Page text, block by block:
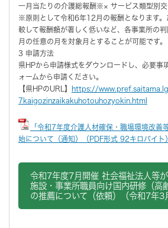
一月当たりの介護総報酬※× サービス類型別
※原則として令和6年12月の報酬となります。
較して報酬額が著しく低いなど、各事業所の
月の任意の月を対象月とすることが可能です。
3 申請方法
県HPから申請様式をダウンロードし、必要事
ォームから申請ください。
【県HPのURL】 https://
7kaigozinzaikakuhotouhozyokin.html
「令和7年度介護人材確保・職場環境改善
始について（通知）（PDF形式 92キロバイト）
令和7年度7月開催 社会福祉法人等
施設・事業所職員向け国内研修（高
の推薦について（依頼）（令和7年3